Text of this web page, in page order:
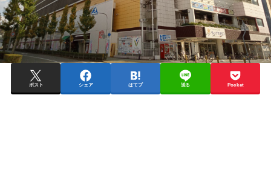
ポスト シェア はてブ 送る Pocket